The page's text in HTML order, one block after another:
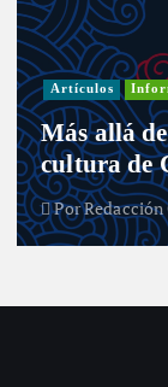
Investigación
Informe
Entre
desafío de
Congreso
Por